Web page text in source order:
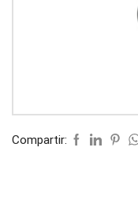
Compartir: